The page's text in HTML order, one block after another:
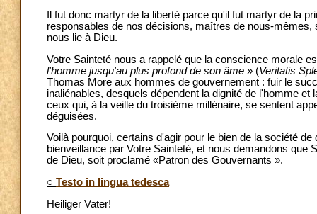
Il fut donc martyr de la liberté parce qu'il fut martyr de la
responsables de nos décisions, maîtres de nous-
nous lie à Dieu.
Votre Sainteté nous a rappelé que la conscience morale
l'homme jusqu'au plus profond de son âme » (Veritatis
Thomas More aux hommes de gouvernement : fuir le
inaliénables, desquels dépendent la dignité de l'homme
ceux qui, à la veille du troisième millénaire, se sentent
déguisées.
Voilà pourquoi, certains d'agir pour le bien de la société
bienveillance par Votre Sainteté, et nous demandons
de Dieu, soit proclamé «Patron des Gouvernants ».
○ Testo in lingua tedesca
Heiliger Vater!